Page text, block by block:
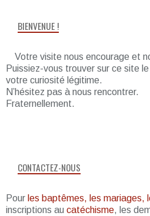
BIENVENUE !
Votre visite nous encourage et
Puissiez-vous trouver sur ce site
votre curiosité légitime.
N’hésitez pas à nous rencontrer.
Fraternellement.
CONTACTEZ-NOUS
Pour les baptêmes, les mariages,
inscriptions au catéchisme, les